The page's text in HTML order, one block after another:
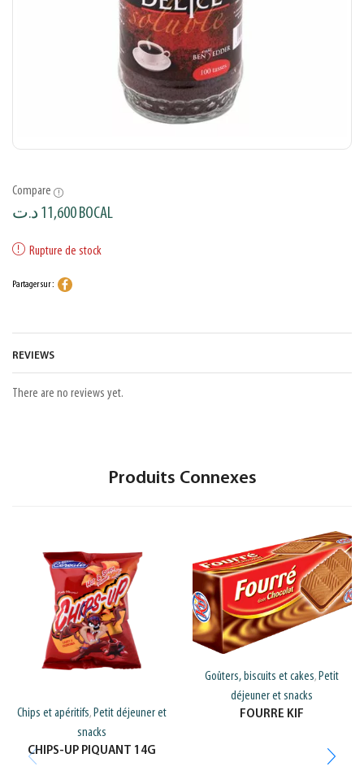
Compare
11,600د.ت BOCAL
Rupture de stock
Partager sur :
REVIEWS
There are no reviews yet.
Produits Connexes
Chips et apéritifs, Petit déjeuner et
snacks
CHIPS-UP PIQUANT 14G
Goûters, biscuits et cakes, Petit
déjeuner et snacks
FOURRE KIF